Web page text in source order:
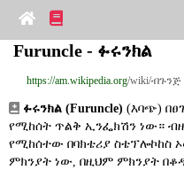
Furuncle - ፉሩንክል
https://am.wikipedia.org/wiki/ብጉንጅ
ፉሩንክል (Furuncle) (እባጭ)
የሚከሰት ጥልቅ ኢንፌክሽን ነው።
የሚከሰተው በባክቴሪያ ስቴፕሎኮከስ
ምክንያት ነው, በዚህም ምክንያት